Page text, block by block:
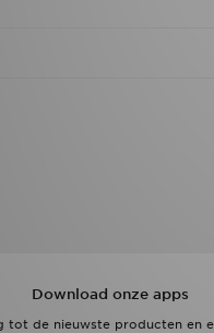
Download onze apps
de nieuwste producten en